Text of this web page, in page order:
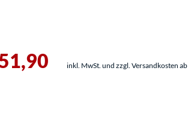
inkl. MwSt. und zzgl. Versandkosten ab